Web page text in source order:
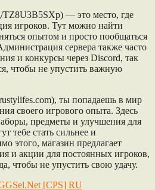
TZ8U3B5SXp) — это место, где
игроков. Тут можно найти
опытом и просто пообщаться
сервера также часто
и конкурсы через Discord, так
чтобы не упустить важную
ты попадаешь в мир
своего игрового опыта. Здесь
предметы и улучшения для
тебе стать сильнее и
этого, магазин предлагает
и акции для постоянных игроков,
чтобы не упустить свою удачу.